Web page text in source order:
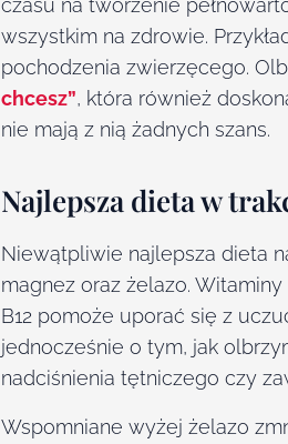
wszystkim na zdrowie.
pochodzenia zwierzęcego.
chcesz”, która również
nie mają z nią żadnych szans.
Najlepsza dieta w
Niewątpliwie najlepsza dieta
magnez oraz żelazo.
B12 pomoże uporać się z
jednocześnie o tym, jak
nadciśnienia tętniczego czy
Wspomniane wyżej żelazo